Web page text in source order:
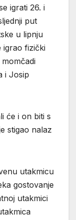
igrati 26. i
put
u lipnju
igrao fizički
i Josip
će i on biti s
stigao nalaz
utakmicu
gostovanje
utakmici